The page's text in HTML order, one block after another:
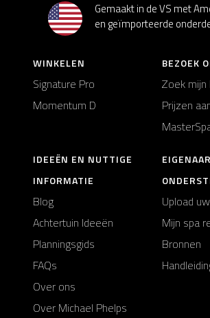
Gemaakt in de VS met
en geïmporteerde
WINKELEN
Signature Pro
Momentum D
BEZOEK
Zoek
Prijzen
IDEEËN EN NUTTIGE
INFORMATIE
Blog
Achtertuin Ideeën
Planningsgids
FAQs
Over ons
Over Michael Phelps
Upload
Mijn spa
Bronnen